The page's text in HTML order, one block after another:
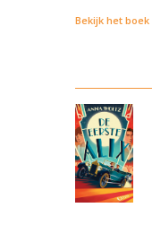
Bekijk het boek